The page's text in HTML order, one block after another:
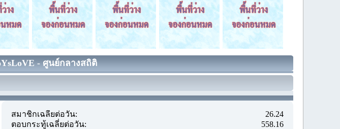
- ศูนย์กลางสถิติ
สมาชิกเฉลี่ยต่อวัน:
26.24
ตอบกระทู้เฉลี่ยต่อวัน:
558.16